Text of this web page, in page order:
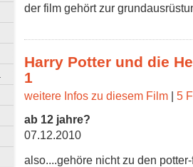
der film gehört zur
Harry Potter und die
1
weitere Infos zu diesem Film | 5
ab 12 jahre?
07.12.2010
also....gehöre nicht zu den